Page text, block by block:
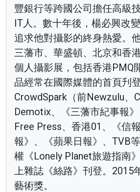
豐銀行等跨國公司擔任高級
IT人。數十年後，楊必興改
追求他對攝影的終身熱愛。
三藩市、華盛頓、北京和香
個人攝影展，包括香港PMQ
品經常在國際媒體的首頁刋
CrowdSpark（前Newzulu、
Demotix、《三藩市紀事報
Free Press、香港01、《信
報》、《蘋果日報》、TVB
權《Lonely Planet旅遊指南
上雜誌《絲路》刊登。2015
藝術獎。